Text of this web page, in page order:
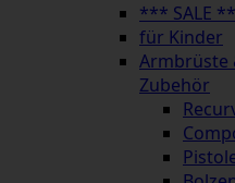
*** SALE
für Kinder
Armbrüste
Zubehör